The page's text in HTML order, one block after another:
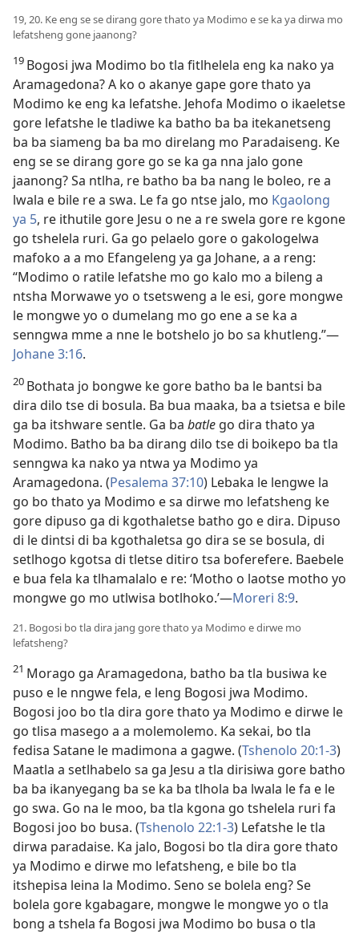
19, 20. Ke eng se se dirang gore thato ya Modimo e se ka ya dirwa mo
lefatsheng gone jaanong?
19 Bogosi jwa Modimo bo tla fitlhelela eng ka nako ya
Aramagedona? A ko o akanye gape gore thato ya
Modimo ke eng ka lefatshe. Jehofa Modimo o ikaeletse
gore lefatshe le tladiwe ka batho ba ba itekanetseng
ba ba siameng ba ba mo direlang mo Paradaiseng. Ke
eng se se dirang gore go se ka ga nna jalo gone
jaanong? Sa ntlha, re batho ba ba nang le boleo, re a
lwala e bile re a swa. Le fa go ntse jalo, mo Kgaolong
ya 5, re ithutile gore Jesu o ne a re swela gore re kgone
go tshelela ruri. Ga go pelaelo gore o gakologelwa
mafoko a a mo Efangeleng ya ga Johane, a a reng:
“Modimo o ratile lefatshe mo go kalo mo a bileng a
ntsha Morwawe yo o tsetsweng a le esi, gore mongwe
le mongwe yo o dumelang mo go ene a se ka a
senngwa mme a nne le botshelo jo bo sa khutleng.”—
Johane 3:16.
20 Bothata jo bongwe ke gore batho ba le bantsi ba
dira dilo tse di bosula. Ba bua maaka, ba a tsietsa e bile
ga ba itshware sentle. Ga ba batle go dira thato ya
Modimo. Batho ba ba dirang dilo tse di boikepo ba tla
senngwa ka nako ya ntwa ya Modimo ya
Aramagedona. (Pesalema 37:10) Lebaka le lengwe la
go bo thato ya Modimo e sa dirwe mo lefatsheng ke
gore dipuso ga di kgothaletse batho go e dira. Dipuso
di le dintsi di ba kgothaletsa go dira se se bosula, di
setlhogo kgotsa di tletse ditiro tsa boferefere. Baebele
e bua fela ka tlhamalalo e re: ‘Motho o laotse motho yo
mongwe go mo utlwisa botlhoko.’—Moreri 8:9.
21. Bogosi bo tla dira jang gore thato ya Modimo e dirwe mo
lefatsheng?
21 Morago ga Aramagedona, batho ba tla busiwa ke
puso e le nngwe fela, e leng Bogosi jwa Modimo.
Bogosi joo bo tla dira gore thato ya Modimo e dirwe le
go tlisa masego a a molemolemo. Ka sekai, bo tla
fedisa Satane le madimona a gagwe. (Tshenolo 20:1-3)
Maatla a setlhabelo sa ga Jesu a tla dirisiwa gore batho
ba ba ikanyegang ba se ka ba tlhola ba lwala le fa e le
go swa. Go na le moo, ba tla kgona go tshelela ruri fa
Bogosi joo bo busa. (Tshenolo 22:1-3) Lefatshe le tla
dirwa paradaise. Ka jalo, Bogosi bo tla dira gore thato
ya Modimo e dirwe mo lefatsheng, e bile bo tla
itshepisa leina la Modimo. Seno se bolela eng? Se
bolela gore kgabagare, mongwe le mongwe yo o tla
bong a tshela fa Bogosi jwa Modimo bo busa o tla